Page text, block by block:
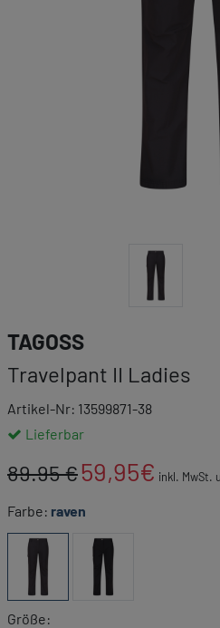
TAGOSS
Travelpant II Ladies
Artikel-Nr: 13599871-38
Lieferbar
89.95 €59,95€ inkl. MwSt.
Farbe: raven
Größe: